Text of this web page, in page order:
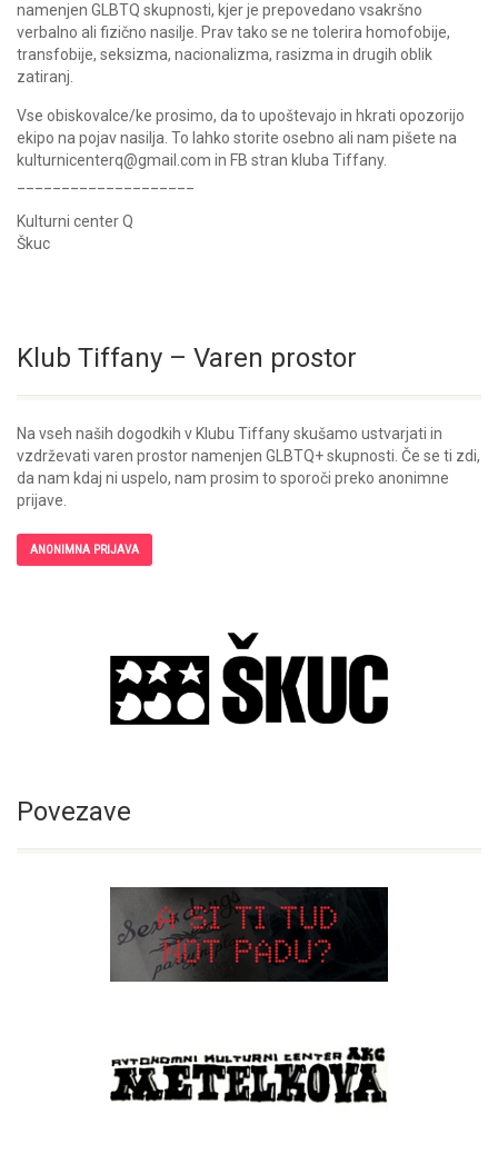
namenjen GLBTQ skupnosti, kjer je prepovedano vsakršno
verbalno ali fizično nasilje. Prav tako se ne tolerira homofobije,
transfobije, seksizma, nacionalizma, rasizma in drugih oblik
zatiranj.
Vse obiskovalce/ke prosimo, da to upoštevajo in hkrati opozorijo
ekipo na pojav nasilja. To lahko storite osebno ali nam pišete na
kulturnicenterq@gmail.com in FB stran kluba Tiffany.
Kulturni center Q
Škuc
Klub Tiffany – Varen prostor
Na vseh naših dogodkih v Klubu Tiffany skušamo ustvarjati in
vzdrževati varen prostor namenjen GLBTQ+ skupnosti. Če se ti zdi,
da nam kdaj ni uspelo, nam prosim to sporoči preko anonimne
prijave.
ANONIMNA PRIJAVA
Povezave